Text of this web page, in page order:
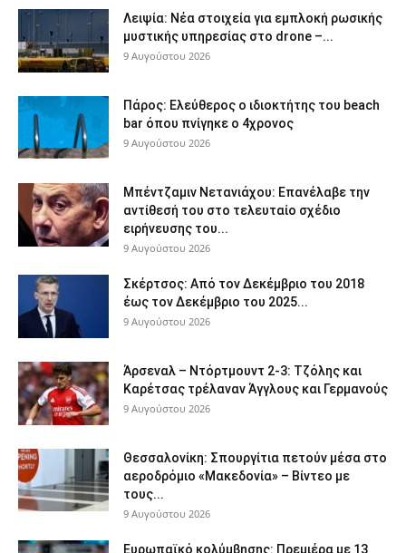
Λειψία: Νέα στοιχεία για εμπλοκή ρωσικής
μυστικής υπηρεσίας στο drone –...
9 Αυγούστου 2026
Πάρος: Ελεύθερος ο ιδιοκτήτης του beach
bar όπου πνίγηκε ο 4χρονος
9 Αυγούστου 2026
Μπέντζαμιν Νετανιάχου: Επανέλαβε την
αντίθεσή του στο τελευταίο σχέδιο
ειρήνευσης του...
9 Αυγούστου 2026
Σκέρτσος: Από τον Δεκέμβριο του 2018
έως τον Δεκέμβριο του 2025...
9 Αυγούστου 2026
Άρσεναλ – Ντόρτμουντ 2-3: Τζόλης και
Καρέτσας τρέλαναν Άγγλους και Γερμανούς
9 Αυγούστου 2026
Θεσσαλονίκη: Σπουργίτια πετούν μέσα στο
αεροδρόμιο «Μακεδονία» – Βίντεο με
τους...
9 Αυγούστου 2026
Ευρωπαϊκό κολύμβησης: Πρεμιέρα με 13